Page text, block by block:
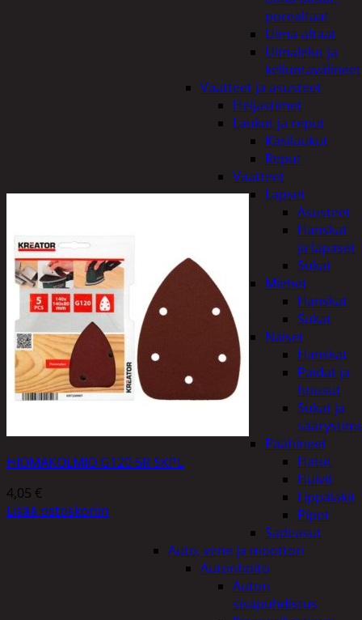
porealtaat
Uima-altaat
Uimalelut ja
kelluntavälineet
Vaatteet ja asusteet
Heijastimet
Laukut ja reput
Käsilaukut
Reput
Vaatteet
Lapset
Asusteet
Hanskat
ja lapaset
Sukat
Miehet
Hanskat
Sukat
Naiset
Hanskat
Paidat ja
housut
Sukat ja
Päähineet
Hatut
Huivit
Lippalakit
Pipot
Sadeasut
Auto, vene ja moottori
Autonhoito
Auton
sisäpuhdistus
HIOMAKOLMIO G120 5R 5KPL
4,05 €
Lisää ostoskoriin